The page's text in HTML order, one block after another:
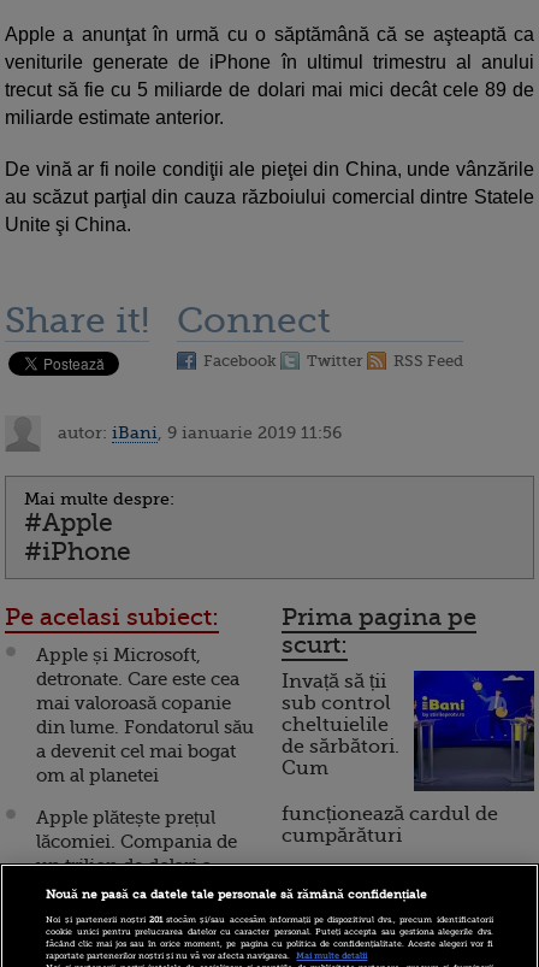
Apple a anunţat în urmă cu o săptămână că se aşteaptă ca
veniturile generate de iPhone în ultimul trimestru al anului
trecut să fie cu 5 miliarde de dolari mai mici decât cele 89 de
miliarde estimate anterior.
De vină ar fi noile condiţii ale pieţei din China, unde vânzările
au scăzut parţial din cauza războiului comercial dintre Statele
Unite şi China.
Share it! Connect
Facebook Twitter RSS Feed
autor: iBani , 9 ianuarie 2019 11:56
Mai multe despre:
#Apple
#iPhone
Pe acelasi subiect:
Apple și Microsoft,
detronate. Care este cea
mai valoroasă copanie
din lume. Fondatorul său
a devenit cel mai bogat
om al planetei
Apple plătește prețul
lăcomiei. Compania de
un trilion de dolari a
pierdut în două luni mai
mult decât întreaga
capitalizare a Facebook
Prima pagina pe
scurt:
Invață să ții
sub control
cheltuielile
de sărbători.
Cum
funcționează cardul de
cumpărături
Incont , site-ul Știrile Pro
TV de informații
economice și educație
Nouă ne pasă ca datele tale personale să rămână confidențiale
Noi și partenerii noștri201stocăm și/sau accesăm informații pe dispozitivul dvs., precum identificatorii
cookie unici pentru prelucrarea datelor cu caracter personal. Puteți accepta sau gestiona alegerile dvs.
făcând clic mai jos sau în orice moment, pe pagina cu politica de confidențialitate. Aceste alegeri vor fi
raportate partenerilor noștri și nu vă vor afecta navigarea.
Mai multe detalii